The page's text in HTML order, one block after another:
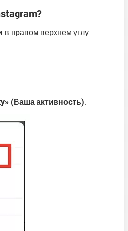
в правом верхнем углу
(Ваша активность).